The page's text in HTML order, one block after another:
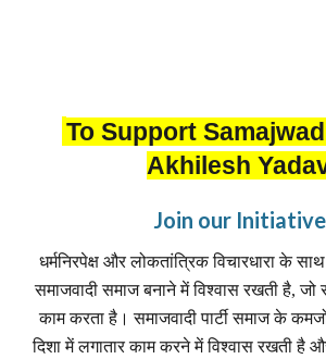
To Support
Akhilesh
Join our
धर्मनिरपेक्ष और लोकतांत्रिक विचारधारा के साथ
समाजवादी समाज बनाने में विश्वास रखती है, जो
काम करता है। समाजवादी पार्टी समाज के
दिशा में लगातार काम करने में विश्वास रखती है